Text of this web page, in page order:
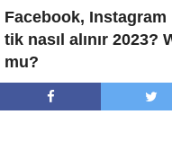
Facebook,
tik nasıl alınır
mu?